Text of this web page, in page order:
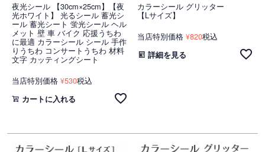
夜光シール 【30cm×25cm】【夜
光ホワイト】 光るシール 蓄光シ
ール 蓄光シート 蛍光シール ヘル
メット 壁 車 バイク 応援うちわ
に最適 カラーシール シール 手作
りうちわ コンサートうちわ 材料
文字 カッティングシート
当店特別価格 ¥530税込
カートに入れる
カラーシール グリッター
【Lサイズ】
当店特別価格 ¥820税込
詳細を見る